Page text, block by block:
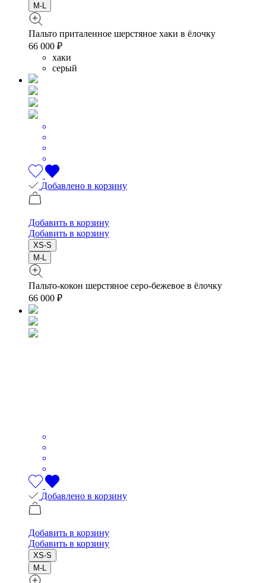
M-L
Пальто приталенное шерстяное хаки в ёлочку
66 000 ₽
хаки
серый
Добавлено в корзину
Добавить в корзину
Добавить в корзину
XS-S
M-L
Пальто-кокон шерстяное серо-бежевое в ёлочку
66 000 ₽
Добавлено в корзину
Добавить в корзину
Добавить в корзину
XS-S
M-L